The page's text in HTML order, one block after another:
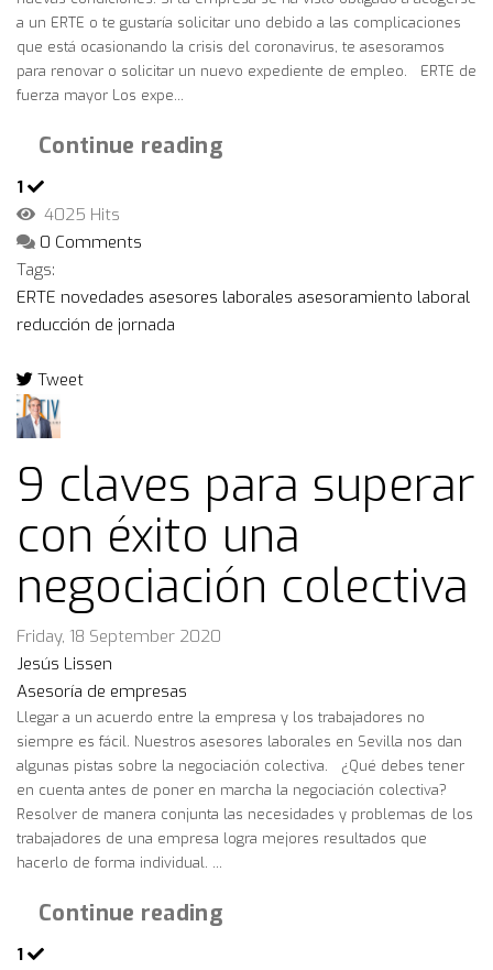
a un ERTE o te gustaría solicitar uno debido a las complicaciones
que está ocasionando la crisis del coronavirus, te asesoramos
para renovar o solicitar un nuevo expediente de empleo. ERTE de
fuerza mayor Los expe...
Continue reading
1
4025 Hits
0 Comments
Tags:
ERTE novedades asesores laborales asesoramiento laboral
reducción de jornada
Tweet
pinterest
9 claves para superar
con éxito una
negociación colectiva
Friday, 18 September 2020
Jesús Lissen
Asesoría de empresas
Llegar a un acuerdo entre la empresa y los trabajadores no
siempre es fácil. Nuestros asesores laborales en Sevilla nos dan
algunas pistas sobre la negociación colectiva. ¿Qué debes tener
en cuenta antes de poner en marcha la negociación colectiva?
Resolver de manera conjunta las necesidades y problemas de los
trabajadores de una empresa logra mejores resultados que
hacerlo de forma individual. ...
Continue reading
1